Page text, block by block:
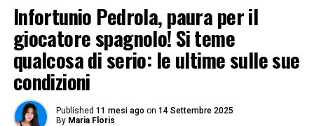
Infortunio Pedrola, paura per il
giocatore spagnolo! Si teme
qualcosa di serio: le ultime sulle sue
condizioni
Published 11 mesi ago on 14 Settembre 2025
By Maria Floris